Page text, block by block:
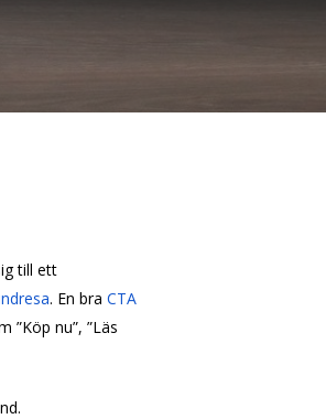
till ett
. En bra CTA
nu”, ”Läs